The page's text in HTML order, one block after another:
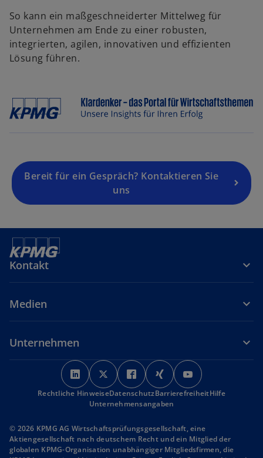
So kann ein maßgeschneiderter Mittelweg für
Unternehmen am Ende zu einer robusten,
integrierten, agilen, innovativen und effizienten
Lösung führen.
Bereit für ein Gespräch? Kontaktieren Sie
uns
Kontakt
Medien
Unternehmen
w
i
r
d
n
e
w
i
r
d
n
e
w
i
r
d
n
e
w
i
r
i
n
e
i
r
n
e
Rechtliche HinweiseDatenschutzBarrierefreiheitHilfe
Unternehmensangaben
© 2026 KPMG AG Wirtschaftsprüfungsgesellschaft, eine
Aktiengesellschaft nach deutschem Recht und ein Mitglied der
globalen KPMG-Organisation unabhängiger Mitgliedsfirmen, die